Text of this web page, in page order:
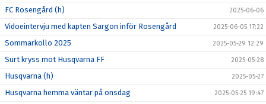
FC Rosengård (h) 2025-06-06
Vidoeintervju med kapten Sargon inför Rosengård 2025-06-05 17:22
Sommarkollo 2025 2025-05-29 12:29
Surt kryss mot Husqvarna FF 2025-05-28
Husqvarna (h) 2025-05-27
Husqvarna hemma väntar på onsdag 2025-05-25 19:47